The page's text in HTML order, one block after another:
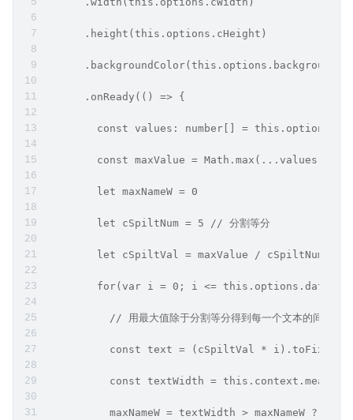
      .height(this.options.cHeight)
      .onReady(() => {
const values: number[] =
        const maxValue = Math.max(...values)
        let maxNameW = 0
        let cSpiltNum = 5 // 分割等分
let cSpiltVal = maxValue / cSpiltNum // 计
for(var i = 0; i <=
// 用最大值除于分割等分得到每一个文本的间隔值
const text = (cSpiltVal *
const textWidth =
maxNameW = textWidth > maxNameW ?